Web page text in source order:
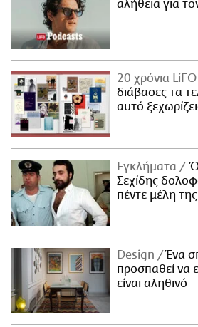
αλήθεια για
20 χρόνια LiFO
διάβασες τα
αυτό
Εγκλήματα
Σεχίδης
πέντε μέλη
Design
Ένα
προσπαθεί να
είναι αληθινό